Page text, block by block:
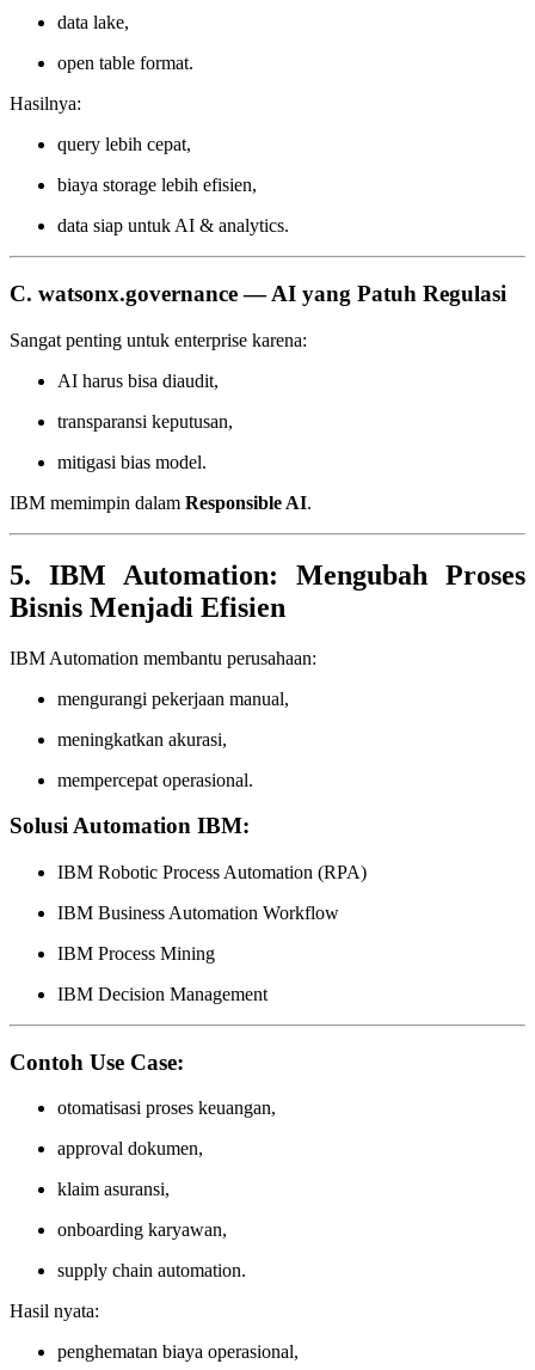
data lake,
open table format.
Hasilnya:
query lebih cepat,
biaya storage lebih efisien,
data siap untuk AI & analytics.
C. watsonx.governance — AI yang Patuh Regulasi
Sangat penting untuk enterprise karena:
AI harus bisa diaudit,
transparansi keputusan,
mitigasi bias model.
IBM memimpin dalam Responsible AI.
5. IBM Automation: Mengubah Proses
Bisnis Menjadi Efisien
IBM Automation membantu perusahaan:
mengurangi pekerjaan manual,
meningkatkan akurasi,
mempercepat operasional.
Solusi Automation IBM:
IBM Robotic Process Automation (RPA)
IBM Business Automation Workflow
IBM Process Mining
IBM Decision Management
Contoh Use Case:
otomatisasi proses keuangan,
approval dokumen,
klaim asuransi,
onboarding karyawan,
supply chain automation.
Hasil nyata:
penghematan biaya operasional,